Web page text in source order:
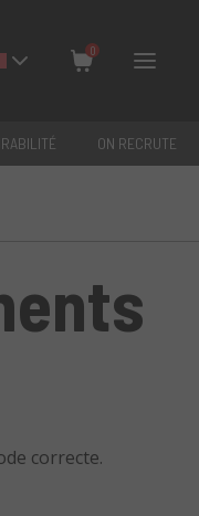
0
Fermer
ON RECRUTE
correcte.